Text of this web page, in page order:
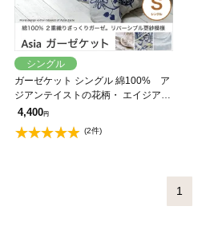
シングル
ガーゼケット シングル 綿100% ア
ジアンテイストの花柄・ エイジア
(Asia) Fab the Home
4,400円
(2件)
1